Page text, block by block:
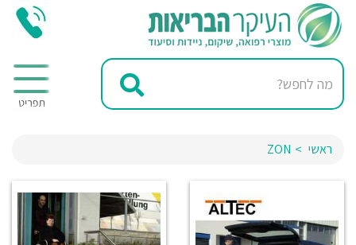
ראשי ZON